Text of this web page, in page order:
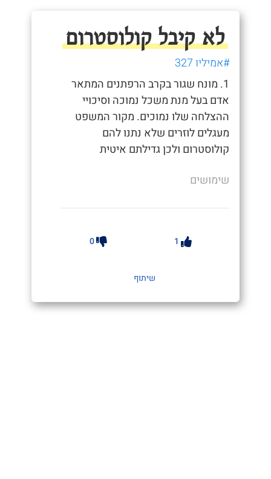
לא קיבל קולוסטרום
#אמיליו 327
1. מונח שגור בקרב הרפתנים המתאר
אדם בעל מנת משכל נמוכה וסיכויי
ההצלחה שלו נמוכים. מקור המשפט
מעגלים לוזרים שלא נתנו להם
קולוסטרום ולכן גדילתם איטית
שימושים
1
0
שיתוף